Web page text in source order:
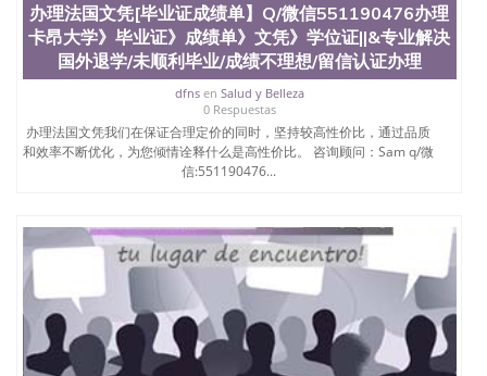
办理法国文凭[毕业证成绩单】Q/微信551190476办理
卡昂大学》毕业证》成绩单》文凭》学位证||&专业解决
国外退学/未顺利毕业/成绩不理想/留信认证办理
dfnsen Salud y Belleza
0 Respuestas
办理法国文凭我们在保证合理定价的同时，坚持较高性价比，通过品质
和效率不断优化，为您倾情诠释什么是高性价比。 咨询顾问：Sam q/微
信:551190476...